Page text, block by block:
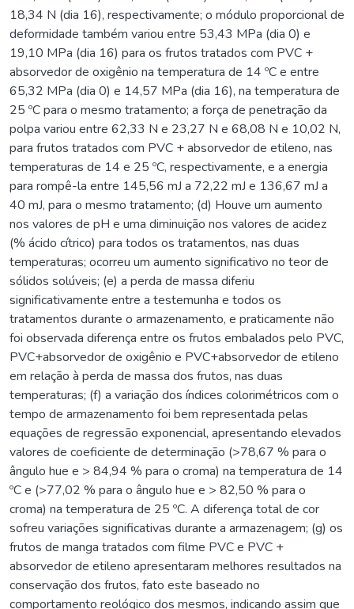
18,34 N (dia 16), respectivamente; o módulo proporcional de
deformidade também variou entre 53,43 MPa (dia 0) e
19,10 MPa (dia 16) para os frutos tratados com PVC +
absorvedor de oxigênio na temperatura de 14 ºC e entre
65,32 MPa (dia 0) e 14,57 MPa (dia 16), na temperatura de
25 ºC para o mesmo tratamento; a força de penetração da
polpa variou entre 62,33 N e 23,27 N e 68,08 N e 10,02 N,
para frutos tratados com PVC + absorvedor de etileno, nas
temperaturas de 14 e 25 ºC, respectivamente, e a energia
para rompê-la entre 145,56 mJ a 72,22 mJ e 136,67 mJ a
40 mJ, para o mesmo tratamento; (d) Houve um aumento
nos valores de pH e uma diminuição nos valores de acidez
(% ácido cítrico) para todos os tratamentos, nas duas
temperaturas; ocorreu um aumento significativo no teor de
sólidos solúveis; (e) a perda de massa diferiu
significativamente entre a testemunha e todos os
tratamentos durante o armazenamento, e praticamente não
foi observada diferença entre os frutos embalados pelo PVC,
PVC+absorvedor de oxigênio e PVC+absorvedor de etileno
em relação à perda de massa dos frutos, nas duas
temperaturas; (f) a variação dos índices colorimétricos com o
tempo de armazenamento foi bem representada pelas
equações de regressão exponencial, apresentando elevados
valores de coeficiente de determinação (>78,67 % para o
ângulo hue e > 84,94 % para o croma) na temperatura de 14
ºC e (>77,02 % para o ângulo hue e > 82,50 % para o
croma) na temperatura de 25 ºC. A diferença total de cor
sofreu variações significativas durante a armazenagem; (g) os
frutos de manga tratados com filme PVC e PVC +
absorvedor de etileno apresentaram melhores resultados na
conservação dos frutos, fato este baseado no
comportamento reológico dos mesmos, indicando assim que